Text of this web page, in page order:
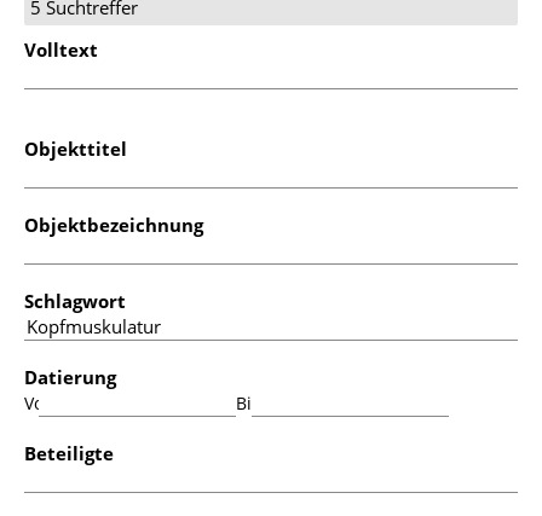
5 Suchtreffer
Volltext
Objekttitel
Objektbezeichnung
Schlagwort
Datierung
Von: Bis:
Beteiligte